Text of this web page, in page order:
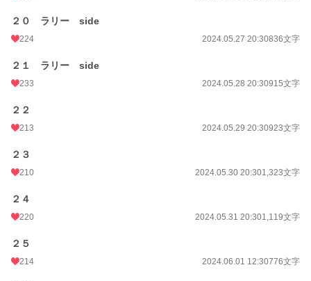
２０ ラリー side
224 2024.05.27 20:30836文字
２１ ラリー side
233 2024.05.28 20:30915文字
２２
213 2024.05.29 20:30923文字
２３
210 2024.05.30 20:301,323文字
２４
220 2024.05.31 20:301,119文字
２５
214 2024.06.01 12:30776文字